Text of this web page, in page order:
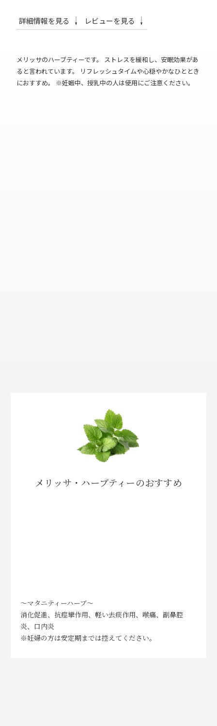
詳細情報を見る レビューを見る
メリッサのハーブティーです。 ストレスを緩和し、安眠効果があ
ると言われています。 リフレッシュタイムや心穏やかなひととき
におすすめ。 ※妊娠中、授乳中の人は使用にご注意ください。
メリッサ・ハーブティーのおすすめ
～マタニティーハーブ～
消化促進、抗痙攣作用、軽い去痰作用、喉痛、副鼻腔
炎、口内炎
※妊婦の方は安定期までは控えてください。